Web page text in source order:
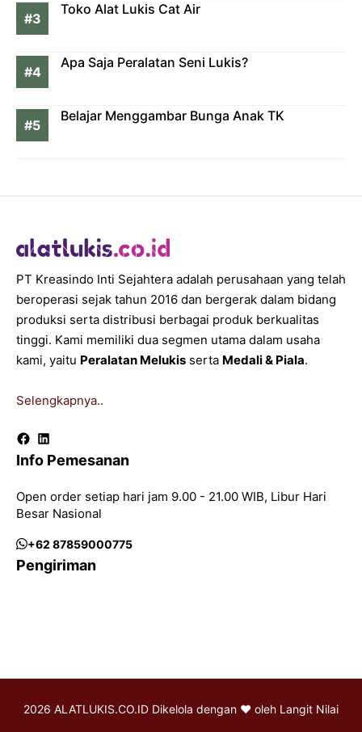
Toko Alat Lukis Cat Air
Apa Saja Peralatan Seni Lukis?
Belajar Menggambar Bunga Anak TK
PT Kreasindo Inti Sejahtera adalah perusahaan yang telah
beroperasi sejak tahun 2016 dan bergerak dalam bidang
produksi serta distribusi berbagai produk berkualitas
tinggi. Kami memiliki dua segmen utama dalam usaha
kami, yaitu Peralatan Melukis serta Medali & Piala.
Selengkapnya..
Facebook
LinkedIn
Info Pemesanan
Open order setiap hari jam 9.00 - 21.00 WIB, Libur Hari
Besar Nasional
+62 87859000775
Pengiriman
2026 ALATLUKIS.CO.ID Dikelola dengan ♥ oleh Langit Nilai